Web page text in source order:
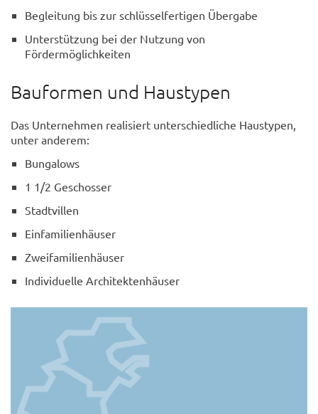
Begleitung bis zur schlüsselfertigen Übergabe
Unterstützung bei der Nutzung von
Fördermöglichkeiten
Bauformen und Haustypen
Das Unternehmen realisiert unterschiedliche Haustypen,
unter anderem:
Bungalows
1 1/2 Geschosser
Stadtvillen
Einfamilienhäuser
Zweifamilienhäuser
Individuelle Architektenhäuser